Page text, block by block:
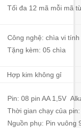
đa 12 mã mỗi mã từ
nghệ: chìa vi tính
kèm: 05 chìa
kim không gỉ
08 pin AA 1,5V
gian chạy của pin:
phụ: Pin vuông